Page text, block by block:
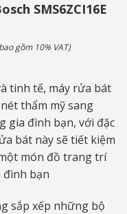
SMS6ZCI16E
gồm 10% VAT)
tinh tế, máy rửa bát
thẩm mỹ sang
gia đình bạn, với đặc
bát này sẽ tiết kiệm
món đồ trang trí
đình bạn
sắp xếp những bộ